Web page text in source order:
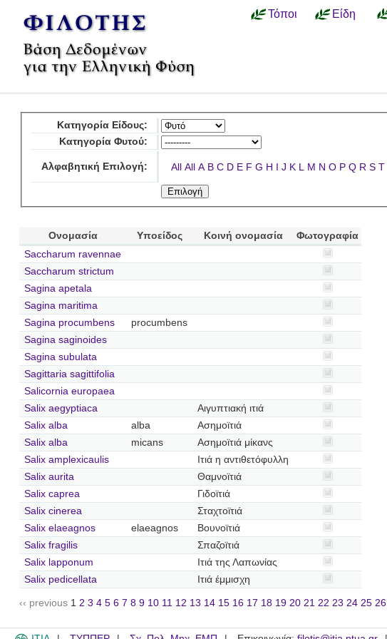
Τόποι Είδη
Κατηγορία Είδους:
Κατηγορία Φυτού:
Αλφαβητική Επιλογή: All All A B C D E F G H I J K L M N O P Q R S T
Ονομασία Υποείδος Κοινή ονομασία
Φωτογραφία
Saccharum ravennae
Saccharum strictum
Sagina apetala
Sagina maritima
Sagina procumbens
procumbens
Sagina saginoides
Sagina subulata
Sagittaria sagittifolia
Salicornia europaea
Salix aegyptiaca
Αιγυπτιακή ιτιά
Salix alba
alba
Ασημοϊτιά
Salix alba
micans
Ασημοϊτιά μίκανς
Salix amplexicaulis
Ιτιά η αντιθετόφυλλη
Salix aurita
Θαμνοϊτιά
Salix caprea
Γιδοϊτιά
Salix cinerea
Σταχτοϊτιά
Salix elaeagnos
elaeagnos
Βουνοϊτιά
Salix fragilis
Σπαζοϊτιά
Salix lapponum
Ιτιά της Λαπωνίας
Salix pedicellata
Ιτιά έμμισχη
‹‹ previous 1 2 3 4 5 6 7 8 9 10 11 12 13 14 15 16 17 18 19 20 21 22 23 24 25 26